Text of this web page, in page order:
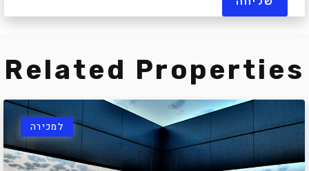
Related Properties
למכירה